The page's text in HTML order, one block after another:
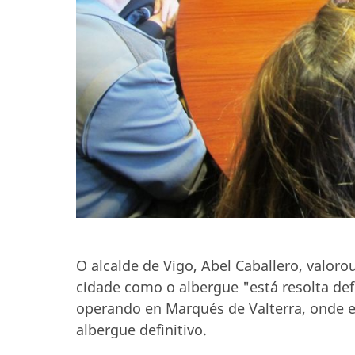
O alcalde de Vigo, Abel Caballero,
cidade como o albergue "está resolta
operando en Marqués de Valterra, onde
albergue definitivo.